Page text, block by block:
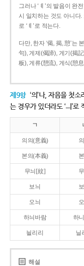
그러나 ‘ㅖ’의 발음이 완
시 일치하는 것도 아니다.
로 ‘ㅖ’로 적는다.
다만, 한자 ‘偈, 揭, 憩’는
句), 게제(偈諦), 게기(揭
板), 게류(憩流), 게식(憩息
제9항 ‘의’나, 자음을 첫소
는 경우가 있더라도 ‘ㅢ’
ㄱ
의의(意義)
본의(本義)
무늬[紋]
보늬
오늬
하늬바람 하
늴리리 닐
해설